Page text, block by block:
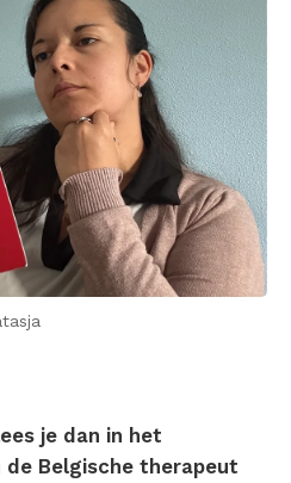
je dan in het
Belgische therapeut